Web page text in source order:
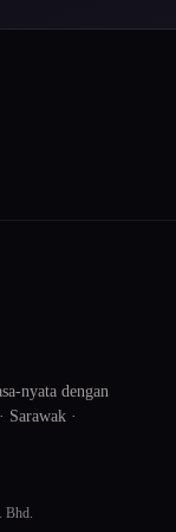
nyata dengan
Sarawak ·
Bhd.